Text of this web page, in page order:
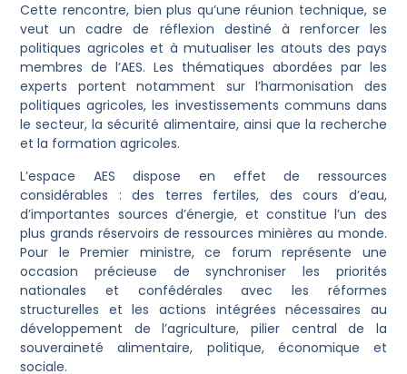
Cette rencontre, bien plus qu’une réunion technique, se
veut un cadre de réflexion destiné à renforcer les
politiques agricoles et à mutualiser les atouts des pays
membres de l’AES. Les thématiques abordées par les
experts portent notamment sur l’harmonisation des
politiques agricoles, les investissements communs dans
le secteur, la sécurité alimentaire, ainsi que la recherche
et la formation agricoles.
L’espace AES dispose en effet de ressources
considérables : des terres fertiles, des cours d’eau,
d’importantes sources d’énergie, et constitue l’un des
plus grands réservoirs de ressources minières au monde.
Pour le Premier ministre, ce forum représente une
occasion précieuse de synchroniser les priorités
nationales et confédérales avec les réformes
structurelles et les actions intégrées nécessaires au
développement de l’agriculture, pilier central de la
souveraineté alimentaire, politique, économique et
sociale.